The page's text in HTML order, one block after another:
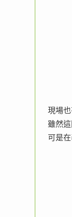
現場
雖然
可是